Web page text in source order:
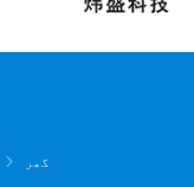
گھر